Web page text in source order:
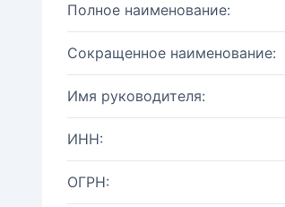
Полное наименование:
Сокращенное наименование:
Имя руководителя:
ИНН:
ОГРН: